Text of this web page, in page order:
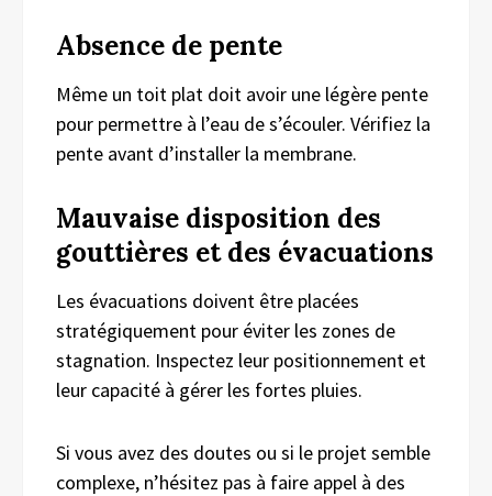
Absence de pente
Même un toit plat doit avoir une légère pente
pour permettre à l’eau de s’écouler. Vérifiez la
pente avant d’installer la membrane.
Mauvaise disposition des
gouttières et des évacuations
Les évacuations doivent être placées
stratégiquement pour éviter les zones de
stagnation. Inspectez leur positionnement et
leur capacité à gérer les fortes pluies.
Si vous avez des doutes ou si le projet semble
complexe, n’hésitez pas à faire appel à des